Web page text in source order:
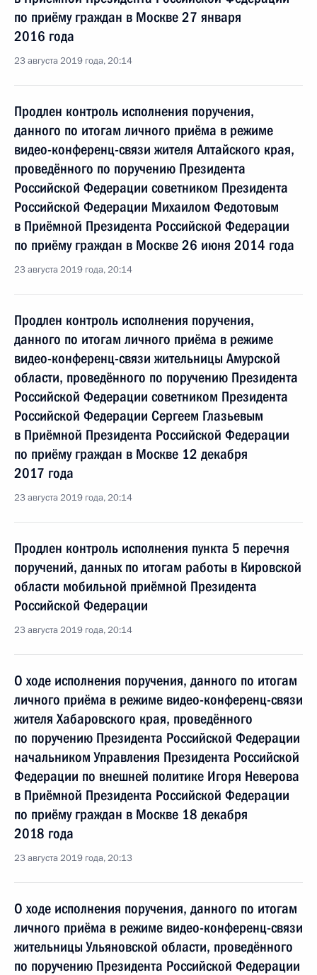
по приёму граждан в Москве 27 января
2016 года
23 августа 2019 года, 20:14
Продлен контроль исполнения поручения,
данного по итогам личного приёма в режиме
видео-конференц-связи жителя Алтайского края,
проведённого по поручению Президента
Российской Федерации советником Президента
Российской Федерации Михаилом Федотовым
в Приёмной Президента Российской Федерации
по приёму граждан в Москве 26 июня 2014 года
23 августа 2019 года, 20:14
Продлен контроль исполнения поручения,
данного по итогам личного приёма в режиме
видео-конференц-связи жительницы Амурской
области, проведённого по поручению Президента
Российской Федерации советником Президента
Российской Федерации Сергеем Глазьевым
в Приёмной Президента Российской Федерации
по приёму граждан в Москве 12 декабря
2017 года
23 августа 2019 года, 20:14
Продлен контроль исполнения пункта 5 перечня
поручений, данных по итогам работы в Кировской
области мобильной приёмной Президента
Российской Федерации
23 августа 2019 года, 20:14
О ходе исполнения поручения, данного по итогам
личного приёма в режиме видео-конференц-связи
жителя Хабаровского края, проведённого
по поручению Президента Российской Федерации
начальником Управления Президента Российской
Федерации по внешней политике Игоря Неверова
в Приёмной Президента Российской Федерации
по приёму граждан в Москве 18 декабря
2018 года
23 августа 2019 года, 20:13
О ходе исполнения поручения, данного по итогам
личного приёма в режиме видео-конференц-связи
жительницы Ульяновской области, проведённого
по поручению Президента Российской Федерации